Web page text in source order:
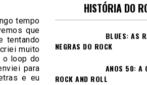
tempo
que
tentando
muito
o loop do
para
e eu
HISTÓRIA DO
BLUES: AS
NEGRAS DO ROCK
ANOS 50: A
ROCK AND ROLL